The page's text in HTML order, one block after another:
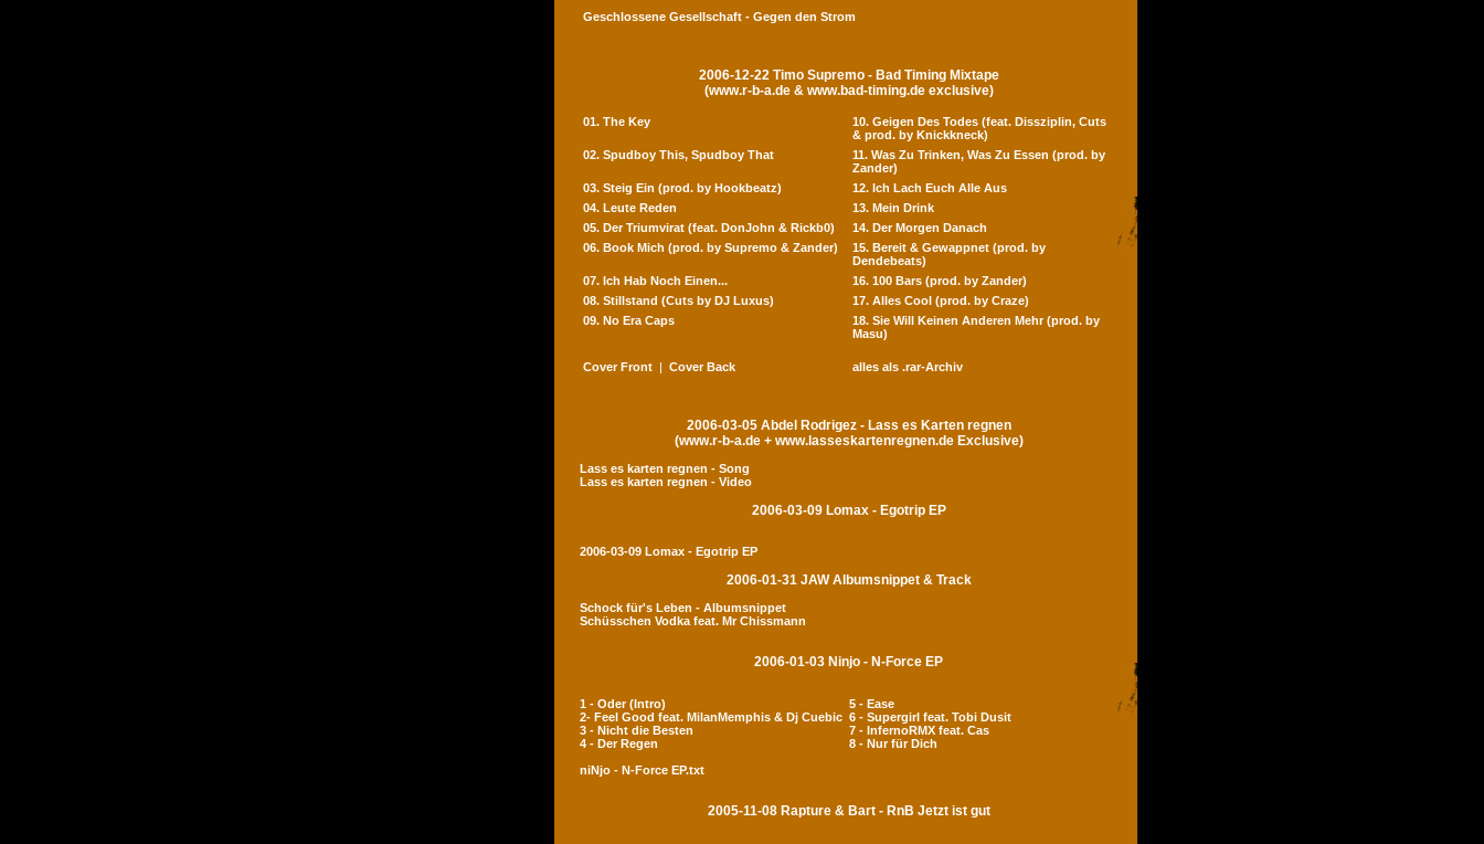
Geschlossene Gesellschaft - Gegen den Strom
2006-12-22 Timo Supremo - Bad Timing Mixtape
(www.r-b-a.de & www.bad-timing.de exclusive)
01. The Key
10. Geigen Des Todes (feat. Dissziplin, Cuts
& prod. by Knickkneck)
02. Spudboy This, Spudboy That
11. Was Zu Trinken, Was Zu Essen (prod. by
Zander)
03. Steig Ein (prod. by Hookbeatz)
12. Ich Lach Euch Alle Aus
04. Leute Reden
13. Mein Drink
05. Der Triumvirat (feat. DonJohn & Rickb0)
14. Der Morgen Danach
06. Book Mich (prod. by Supremo & Zander)
15. Bereit & Gewappnet (prod. by
Dendebeats)
07. Ich Hab Noch Einen...
16. 100 Bars (prod. by Zander)
08. Stillstand (Cuts by DJ Luxus)
17. Alles Cool (prod. by Craze)
09. No Era Caps
18. Sie Will Keinen Anderen Mehr (prod. by
Masu)
Cover Front | Cover Back alles als .rar-Archiv
2006-03-05 Abdel Rodrigez - Lass es Karten regnen
(www.r-b-a.de + www.lasseskartenregnen.de Exclusive)
Lass es karten regnen - Song
Lass es karten regnen - Video
2006-03-09 Lomax - Egotrip EP
2006-03-09 Lomax - Egotrip EP
2006-01-31 JAW Albumsnippet & Track
Schock für's Leben - Albumsnippet
Schüsschen Vodka feat. Mr Chissmann
2006-01-03 Ninjo - N-Force EP
1 - Oder (Intro)
5 - Ease
2- Feel Good feat. MilanMemphis & Dj Cuebic 6 - Supergirl feat. Tobi Dusit
3 - Nicht die Besten
7 - InfernoRMX feat. Cas
4 - Der Regen
8 - Nur für Dich
niNjo - N-Force EP.txt
2005-11-08 Rapture & Bart - RnB Jetzt ist gut